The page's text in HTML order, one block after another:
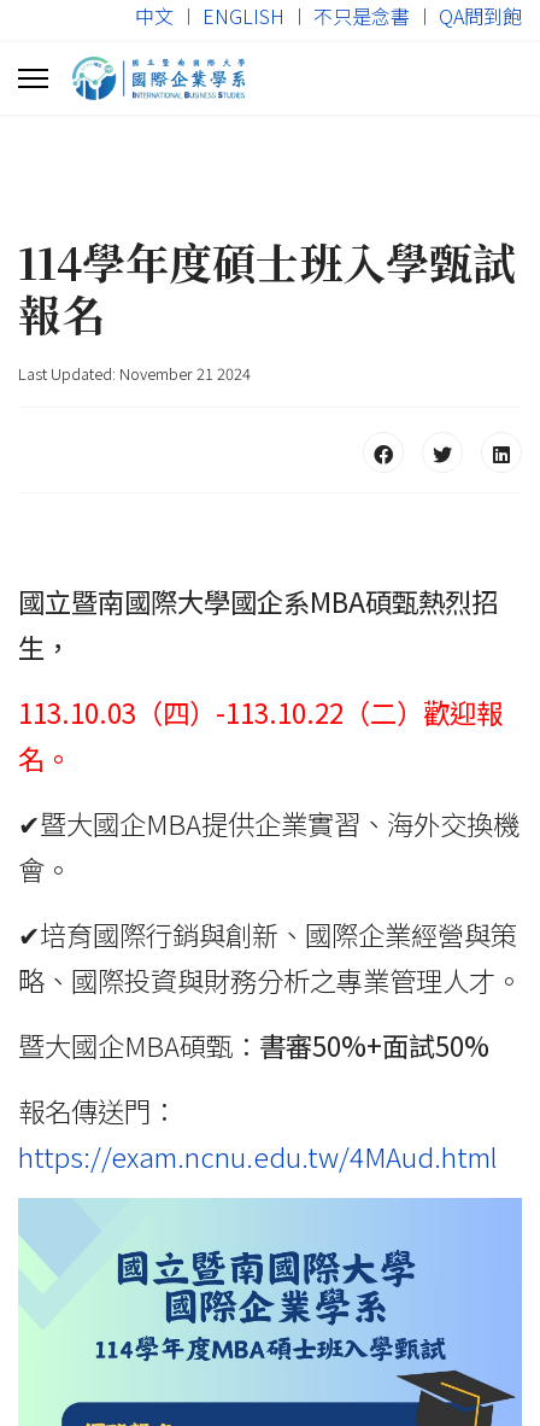
中文 ︱ ENGLISH ︱ 不只是念書 ︱ QA問到飽
114學年度碩士班入學甄試
報名
Last Updated: November 21 2024
國立暨南國際大學國企系MBA碩甄熱烈招
生，
113.10.03（四）-113.10.22（二）歡迎報
名。
✔暨大國企MBA提供企業實習、海外交換機
會。
✔培育國際行銷與創新、國際企業經營與策
略、國際投資與財務分析之專業管理人才。
暨大國企MBA碩甄： 書審50%+面試50%
報名傳送門：
https://exam.ncnu.edu.tw/4MAud.html